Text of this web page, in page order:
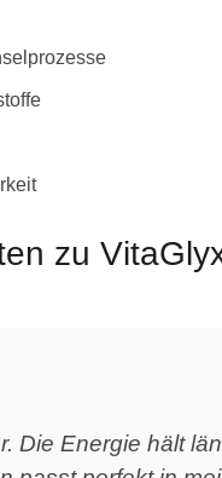
zu
Die Energie hält